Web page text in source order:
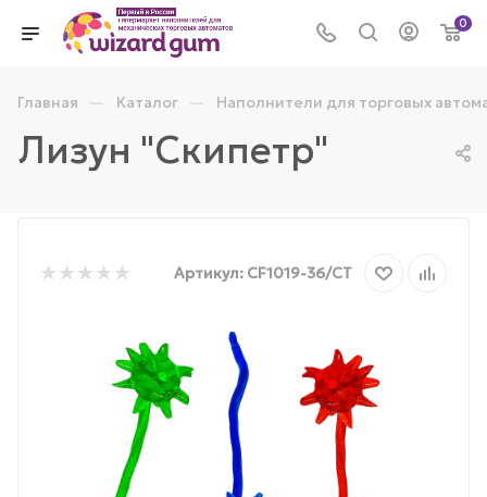
0
Главная — Каталог — Наполнители для торговых
Лизун "Скипетр"
Артикул: CF1019-36/СТ